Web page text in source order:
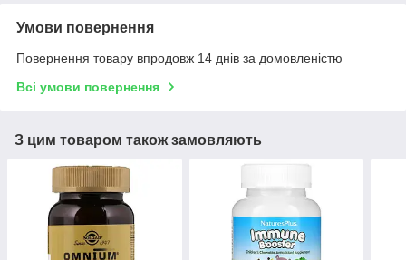
Умови повернення
Повернення товару впродовж 14 днів за домовленістю
Всі умови повернення
З цим товаром також замовляють